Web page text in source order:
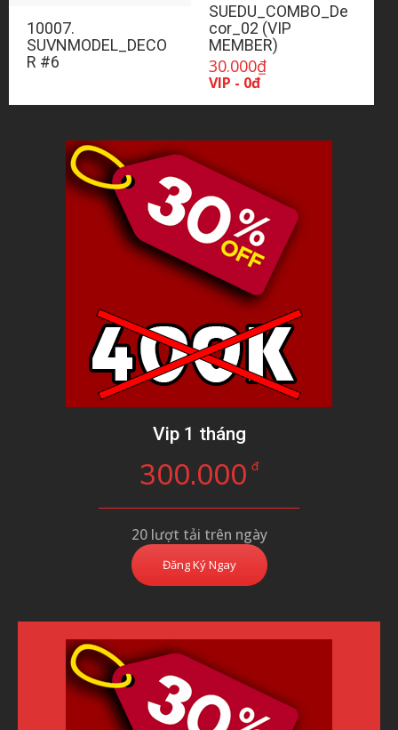
10007.
SUVNMODEL_DECO
R #6
SUEDU_COMBO_De
cor_02 (VIP
MEMBER)
30.000₫
VIP - 0đ
Vip 1 tháng
300.000 đ
20 lượt tải trên ngày
Đăng Ký Ngay